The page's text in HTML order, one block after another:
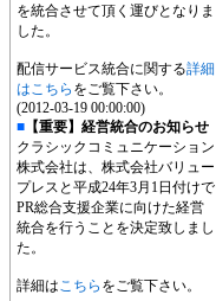
を統合させて頂く運びとなりま
した。
配信サービス統合に関する詳細
はこちら をご覧下さい。
(2012-03-19 00:00:00)
■ 【重要】経営統合のお知らせ
クラシックコミュニケーション
株式会社は、株式会社バリュー
プレスと平成24年3月1日付けで
PR総合支援企業に向けた経営
統合を行うことを決定致しまし
た。
詳細はこちら をご覧下さい。